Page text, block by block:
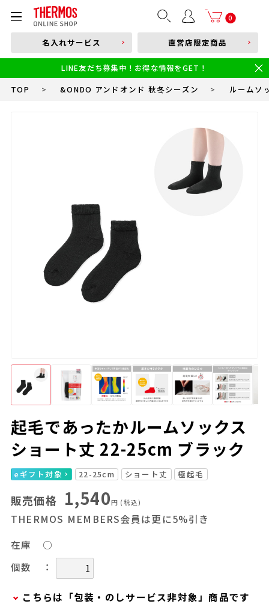
0
部品購入はこちら
本体品番やキーワードを入力
食洗機対応 新製品
幼児・園児向け水筒
小学生 低・中学年向け水筒
小学生 中・高学年向け水筒
名入れサービス 直営店限定商品
LINE友だち募集中！お得な情報をGET！
TOP > &ONDO アンドオンド 秋冬シーズン > ルームソ
起毛であったかルームソックス
ショート丈 22-25cm ブラック
eギフト対象 22-25cm ショート丈 極起毛
販売価格 1,540円 (税込)
THERMOS MEMBERS会員は更に5%引き
在庫
○
個数
：
こちらは「包装・のしサービス非対象」商品です